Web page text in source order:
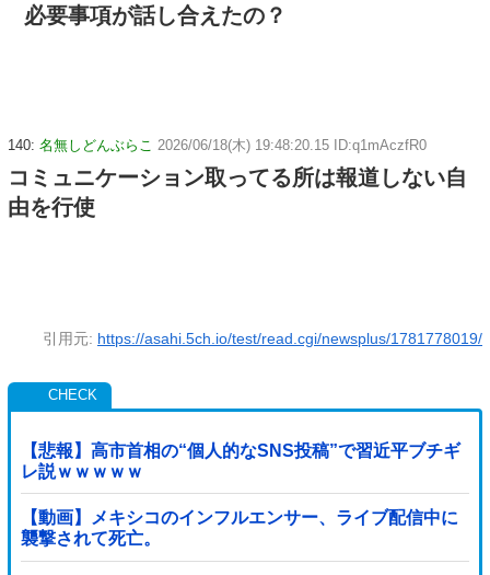
必要事項が話し合えたの？
140: 名無しどんぶらこ 2026/06/18(木) 19:48:20.15 ID:q1mAczfR0
コミュニケーション取ってる所は報道しない自
由を行使
引用元: https://asahi.5ch.io/test/read.cgi/newsplus/1781778019/
【悲報】高市首相の“個人的なSNS投稿”で習近平ブチギ
レ説ｗｗｗｗｗ
【動画】メキシコのインフルエンサー、ライブ配信中に
襲撃されて死亡。